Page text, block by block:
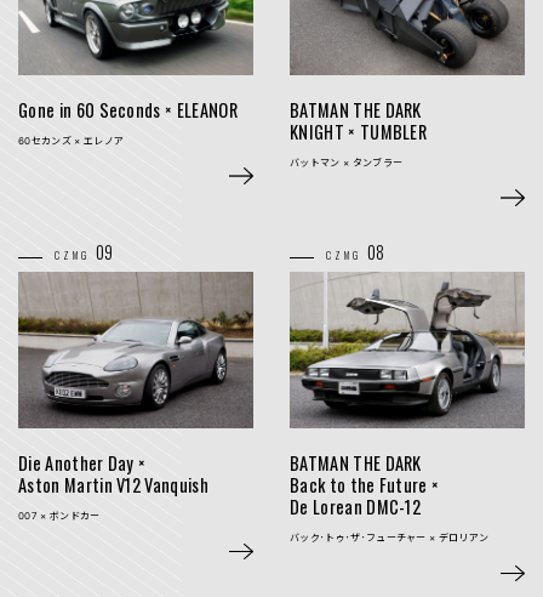
Gone in 60 Seconds × ELEANOR
60セカンズ × エレノア
BATMAN THE DARK
KNIGHT × TUMBLER
バットマン × タンブラー
CZMG 09
Die Another Day ×
Aston Martin V12Vanquish
007 × ボンドカー
CZMG 08
BATMAN THE DARK
Back to the Future ×
De Lorean DMC-12
バック･トゥ･ザ･フューチャー × デロリアン